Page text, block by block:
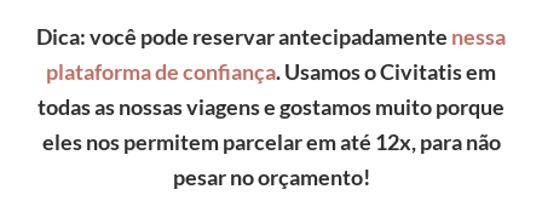
Dica: você pode reservar antecipadamente nessa
plataforma de confiança. Usamos o Civitatis em
todas as nossas viagens e gostamos muito porque
eles nos permitem parcelar em até 12x, para não
pesar no orçamento!